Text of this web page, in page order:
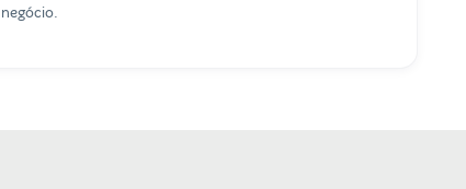
negócio.